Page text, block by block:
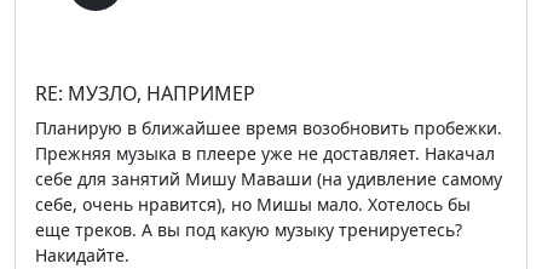
RE: МУЗЛО, НАПРИМЕР
Планирую в ближайшее время возобновить пробежки.
Прежняя музыка в плеере уже не доставляет. Накачал
себе для занятий Мишу Маваши (на удивление самому
себе, очень нравится), но Мишы мало. Хотелось бы
еще треков. А вы под какую музыку тренируетесь?
Накидайте.